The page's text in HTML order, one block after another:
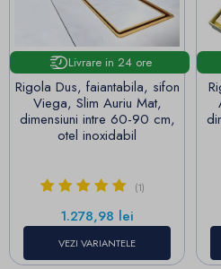
Livrare in 24 ore
Rigola Dus, faiantabila, sifon
Viega, Slim Auriu Mat,
dimensiuni intre 60-90 cm,
otel inoxidabil
(1)
Pret
1.278,98 lei
VEZI VARIANTELE